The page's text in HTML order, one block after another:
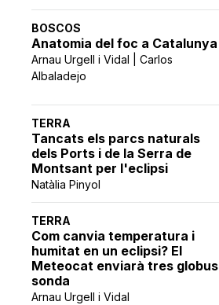
BOSCOS
Anatomia del foc a Catalunya
Arnau Urgell i Vidal | Carlos
Albaladejo
TERRA
Tancats els parcs naturals
dels Ports i de la Serra de
Montsant per l'eclipsi
Natàlia Pinyol
TERRA
Com canvia temperatura i
humitat en un eclipsi? El
Meteocat enviarà tres globus
sonda
Arnau Urgell i Vidal